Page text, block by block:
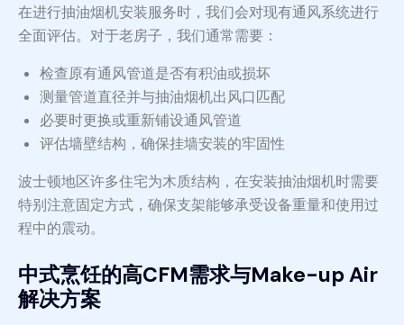
在进行抽油烟机安装服务时，我们会对现有通风系统进行
全面评估。对于老房子，我们通常需要：
检查原有通风管道是否有积油或损坏
测量管道直径并与抽油烟机出风口匹配
必要时更换或重新铺设通风管道
评估墙壁结构，确保挂墙安装的牢固性
波士顿地区许多住宅为木质结构，在安装抽油烟机时需要
特别注意固定方式，确保支架能够承受设备重量和使用过
程中的震动。
中式烹饪的高CFM需求与Make-up Air
解决方案